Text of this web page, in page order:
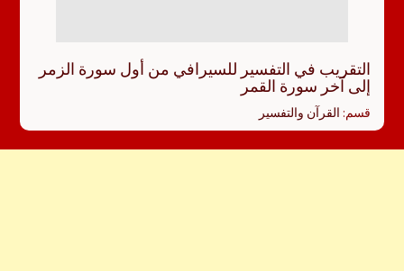
التقريب في التفسير للسيرافي من أول سورة الزمر
إلى آخر سورة القمر
قسم: القرآن والتفسير